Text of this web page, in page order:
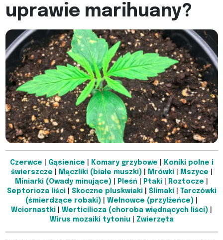
uprawie marihuany?
Czerwce Gąsienice Komary grzybowe
Koniki polne i
świerszcze
Mączliki (białe muszki)| Mrówki| Mszyce
Miniarki (Owady minujące)
Pleśń Ptaki Roztocze
Septorioza liści| Skoczne pluskwiaki| Ślimaki|
Tarczówki
(śmierdzące robaki)
Wełnowce (przylżeńce)
Wciornastki
Werticilioza (choroba więdnących liści)
Wirus mozaiki tytoniu| Zwierzęta